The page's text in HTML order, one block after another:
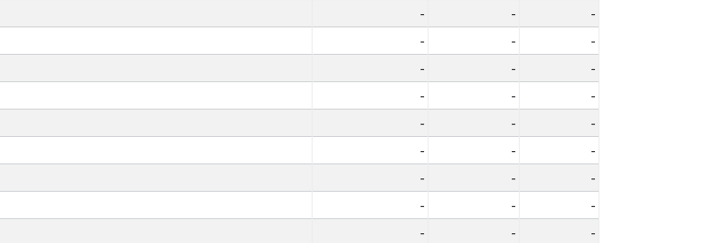
- -
-
- -
-
- -
-
- -
-
- -
-
- -
-
- -
-
- -
-
- -
-